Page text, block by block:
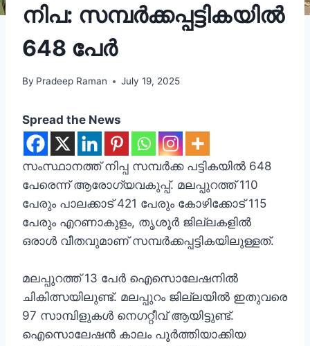
നിപ: സമ്പർക്കപ്പട്ടികയിൽ
648 പേർ
By Pradeep Raman July 19, 2025
Spread the News
സംസ്ഥാനത്ത് നിപ്പ സമ്പര്‍ക്ക പട്ടികയില്‍ 648
പേരെന്ന് ആരോഗ്യവകുപ്പ്. മലപ്പുറത്ത് 110
പേരും പാലക്കാട് 421 പേരും കോഴിക്കോട് 115
പേരും എറണാകുളം, തൃശൂര്‍ ജില്ലകളില്‍
ഒരാള്‍ വീതവുമാണ് സമ്പര്‍ക്കപ്പട്ടികയിലുള്ളത്.
മലപ്പുറത്ത് 13 പേര്‍ ഐസൊലേഷനില്‍
ചികിത്സയിലുണ്ട്. മലപ്പുറം ജില്ലയില്‍ ഇതുവരെ
97 സാമ്പിളുകള്‍ നെഗറ്റീവ് ആയിട്ടുണ്ട്.
ഐസൊലേഷന്‍ കാലം പൂര്‍ത്തിയാക്കിയ